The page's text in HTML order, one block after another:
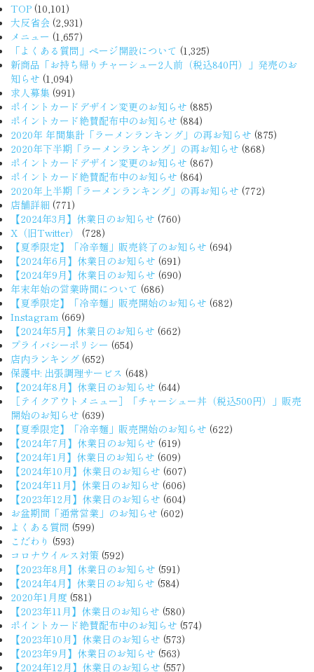
TOP (10,101)
大反省会 (2,931)
メニュー (1,657)
「よくある質問」ページ開設について (1,325)
新商品「お持ち帰りチャーシュー2人前（税込840円）」発売のお
知らせ (1,094)
求人募集 (991)
ポイントカードデザイン変更のお知らせ (885)
ポイントカード絶賛配布中のお知らせ (884)
2020年 年間集計「ラーメンランキング」の再お知らせ (875)
2020年下半期「ラーメンランキング」の再お知らせ (868)
ポイントカードデザイン変更のお知らせ (867)
ポイントカード絶賛配布中のお知らせ (864)
2020年上半期「ラーメンランキング」の再お知らせ (772)
店舗詳細 (771)
【2024年3月】休業日のお知らせ (760)
X（旧Twitter）
(728)
【夏季限定】「冷辛麺」販売終了のお知らせ (694)
【2024年6月】休業日のお知らせ (691)
【2024年9月】休業日のお知らせ (690)
年末年始の営業時間について (686)
【夏季限定】「冷辛麺」販売開始のお知らせ (682)
Instagram (669)
【2024年5月】休業日のお知らせ (662)
プライバシーポリシー (654)
店内ランキング (652)
保護中: 出張調理サービス (648)
【2024年8月】休業日のお知らせ (644)
［テイクアウトメニュー］「チャーシュー丼（税込500円）」販売
開始のお知らせ (639)
【夏季限定】「冷辛麺」販売開始のお知らせ (622)
【2024年7月】休業日のお知らせ (619)
【2024年1月】休業日のお知らせ (609)
【2024年10月】休業日のお知らせ (607)
【2024年11月】休業日のお知らせ (606)
【2023年12月】休業日のお知らせ (604)
お盆期間「通常営業」のお知らせ (602)
よくある質問 (599)
こだわり (593)
コロナウイルス対策 (592)
【2023年8月】休業日のお知らせ (591)
【2024年4月】休業日のお知らせ (584)
2020年1月度 (581)
【2023年11月】休業日のお知らせ (580)
ポイントカード絶賛配布中のお知らせ (574)
【2023年10月】休業日のお知らせ (573)
【2023年9月】休業日のお知らせ (563)
【2024年12月】休業日のお知らせ (557)